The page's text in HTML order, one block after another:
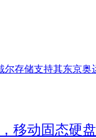
尔存储支持其东京奥
移动固态硬